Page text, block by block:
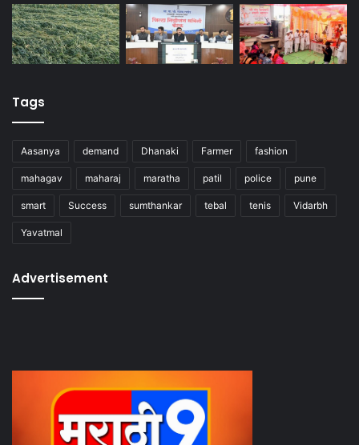
Tags
Aasanya demand Dhanaki Farmer fashion
mahagav maharaj maratha patil police pune
smart Success sumthankar tebal tenis Vidarbh
Yavatmal
Advertisement